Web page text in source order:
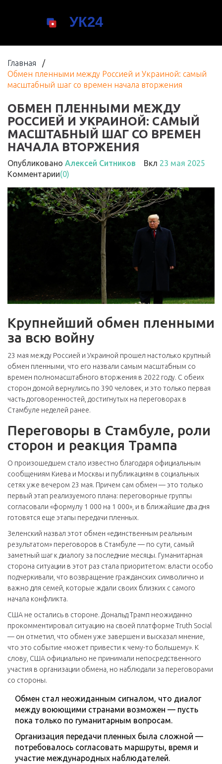
Главная /
Обмен пленными между Россией и Украиной: самый
масштабный шаг со времен начала вторжения
ОБМЕН ПЛЕННЫМИ МЕЖДУ
РОССИЕЙ И УКРАИНОЙ: САМЫЙ
МАСШТАБНЫЙ ШАГ СО ВРЕМЕН
НАЧАЛА ВТОРЖЕНИЯ
Опубликовано Алексей Ситников Вкл 23 мая 2025
Комментарии(0)
Крупнейший обмен пленными
за всю войну
23 мая между Россией и Украиной прошел настолько крупный
обмен пленными, что его назвали самым масштабным со
времен полномасштабного вторжения в 2022 году. С обеих
сторон домой вернулись по 390 человек, и это только первая
часть договоренностей, достигнутых на переговорах в
Стамбуле неделей ранее.
Переговоры в Стамбуле, роли
сторон и реакция Трампа
О произошедшем стало известно благодаря официальным
сообщениям Киева и Москвы и публикациям в социальных
сетях уже вечером 23 мая. Причем сам обмен — это только
первый этап реализуемого плана: переговорные группы
согласовали «формулу 1 000 на 1 000», и в ближайшие два дня
готовятся еще этапы передачи пленных.
Зеленский назвал этот обмен «единственным реальным
результатом» переговоров в Стамбуле — по сути, самый
заметный шаг к диалогу за последние месяцы. Гуманитарная
сторона ситуации в этот раз стала приоритетом: власти особо
подчеркивали, что возвращение гражданских символично и
важно для семей, которые ждали своих близких с самого
начала конфликта.
США не остались в стороне. Дональд Трамп неожиданно
прокомментировал ситуацию на своей платформе Truth Social
— он отметил, что обмен уже завершен и высказал мнение,
что это событие «может привести к чему-то большему». К
слову, США официально не принимали непосредственного
участия в организации обмена, но наблюдали за переговорами
со стороны.
Обмен стал неожиданным сигналом, что диалог
между воюющими странами возможен — пусть
пока только по гуманитарным вопросам.
Организация передачи пленных была сложной —
потребовалось согласовать маршруты, время и
участие международных наблюдателей.